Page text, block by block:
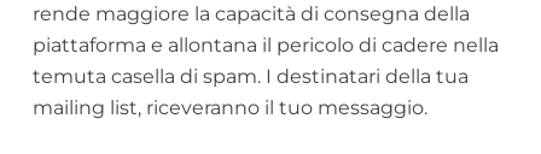
rende maggiore la capacità di consegna della
piattaforma e allontana il pericolo di cadere nella
temuta casella di spam. I destinatari della tua
mailing list, riceveranno il tuo messaggio.